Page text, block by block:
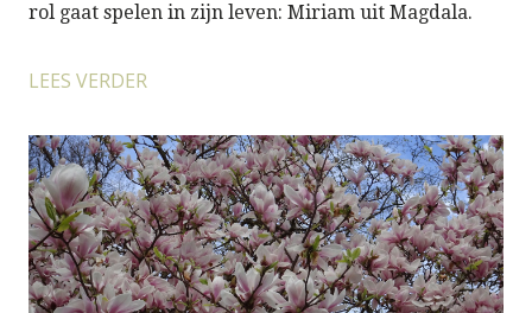
rol gaat spelen in zijn leven: Miriam uit Magdala.
LEES VERDER